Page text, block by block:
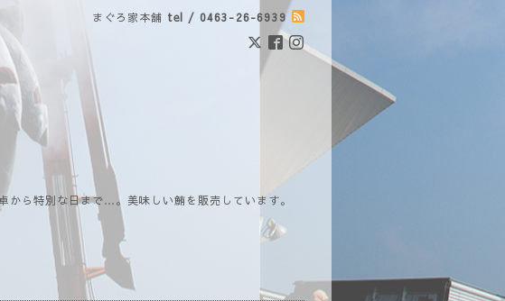
まぐろ家本舗 tel / 0463-26-6939
ら特別な日まで…。美味しい鮪を販売しています。